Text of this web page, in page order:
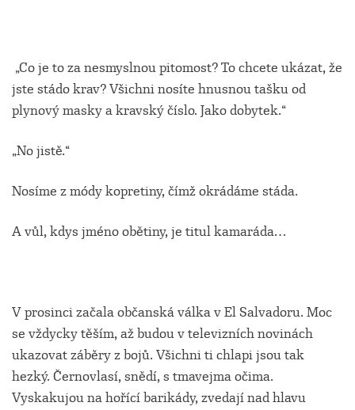
„Co je to za nesmyslnou pitomost? To chcete ukázat, že
jste stádo krav? Všichni nosíte hnusnou tašku od
plynový masky a kravský číslo. Jako dobytek.“
„No jistě.“
Nosíme z módy kopretiny, čímž okrádáme stáda.
A vůl, kdys jméno obětiny, je titul kamaráda…
V prosinci začala občanská válka v El Salvadoru. Moc
se vždycky těším, až budou v televizních novinách
ukazovat záběry z bojů. Všichni ti chlapi jsou tak
hezký. Černovlasí, snědí, s tmavejma očima.
Vyskakujou na hořící barikády, zvedají nad hlavu